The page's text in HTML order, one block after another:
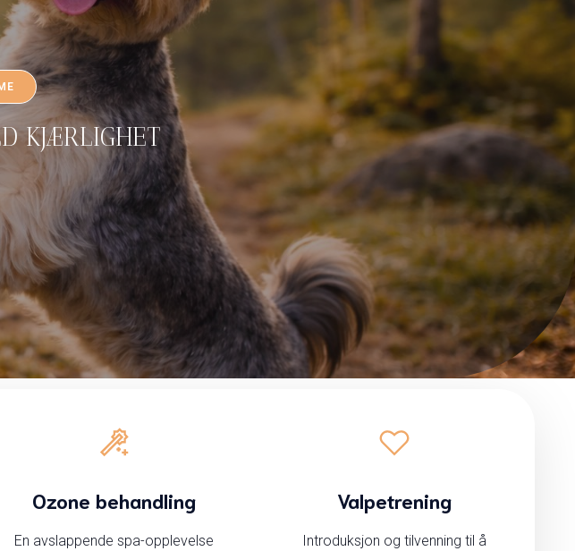
KJÆRLIGHET
Ozone behandling
En avslappende spa-opplevelse
Valpetrening
Introduksjon og tilvenning til å